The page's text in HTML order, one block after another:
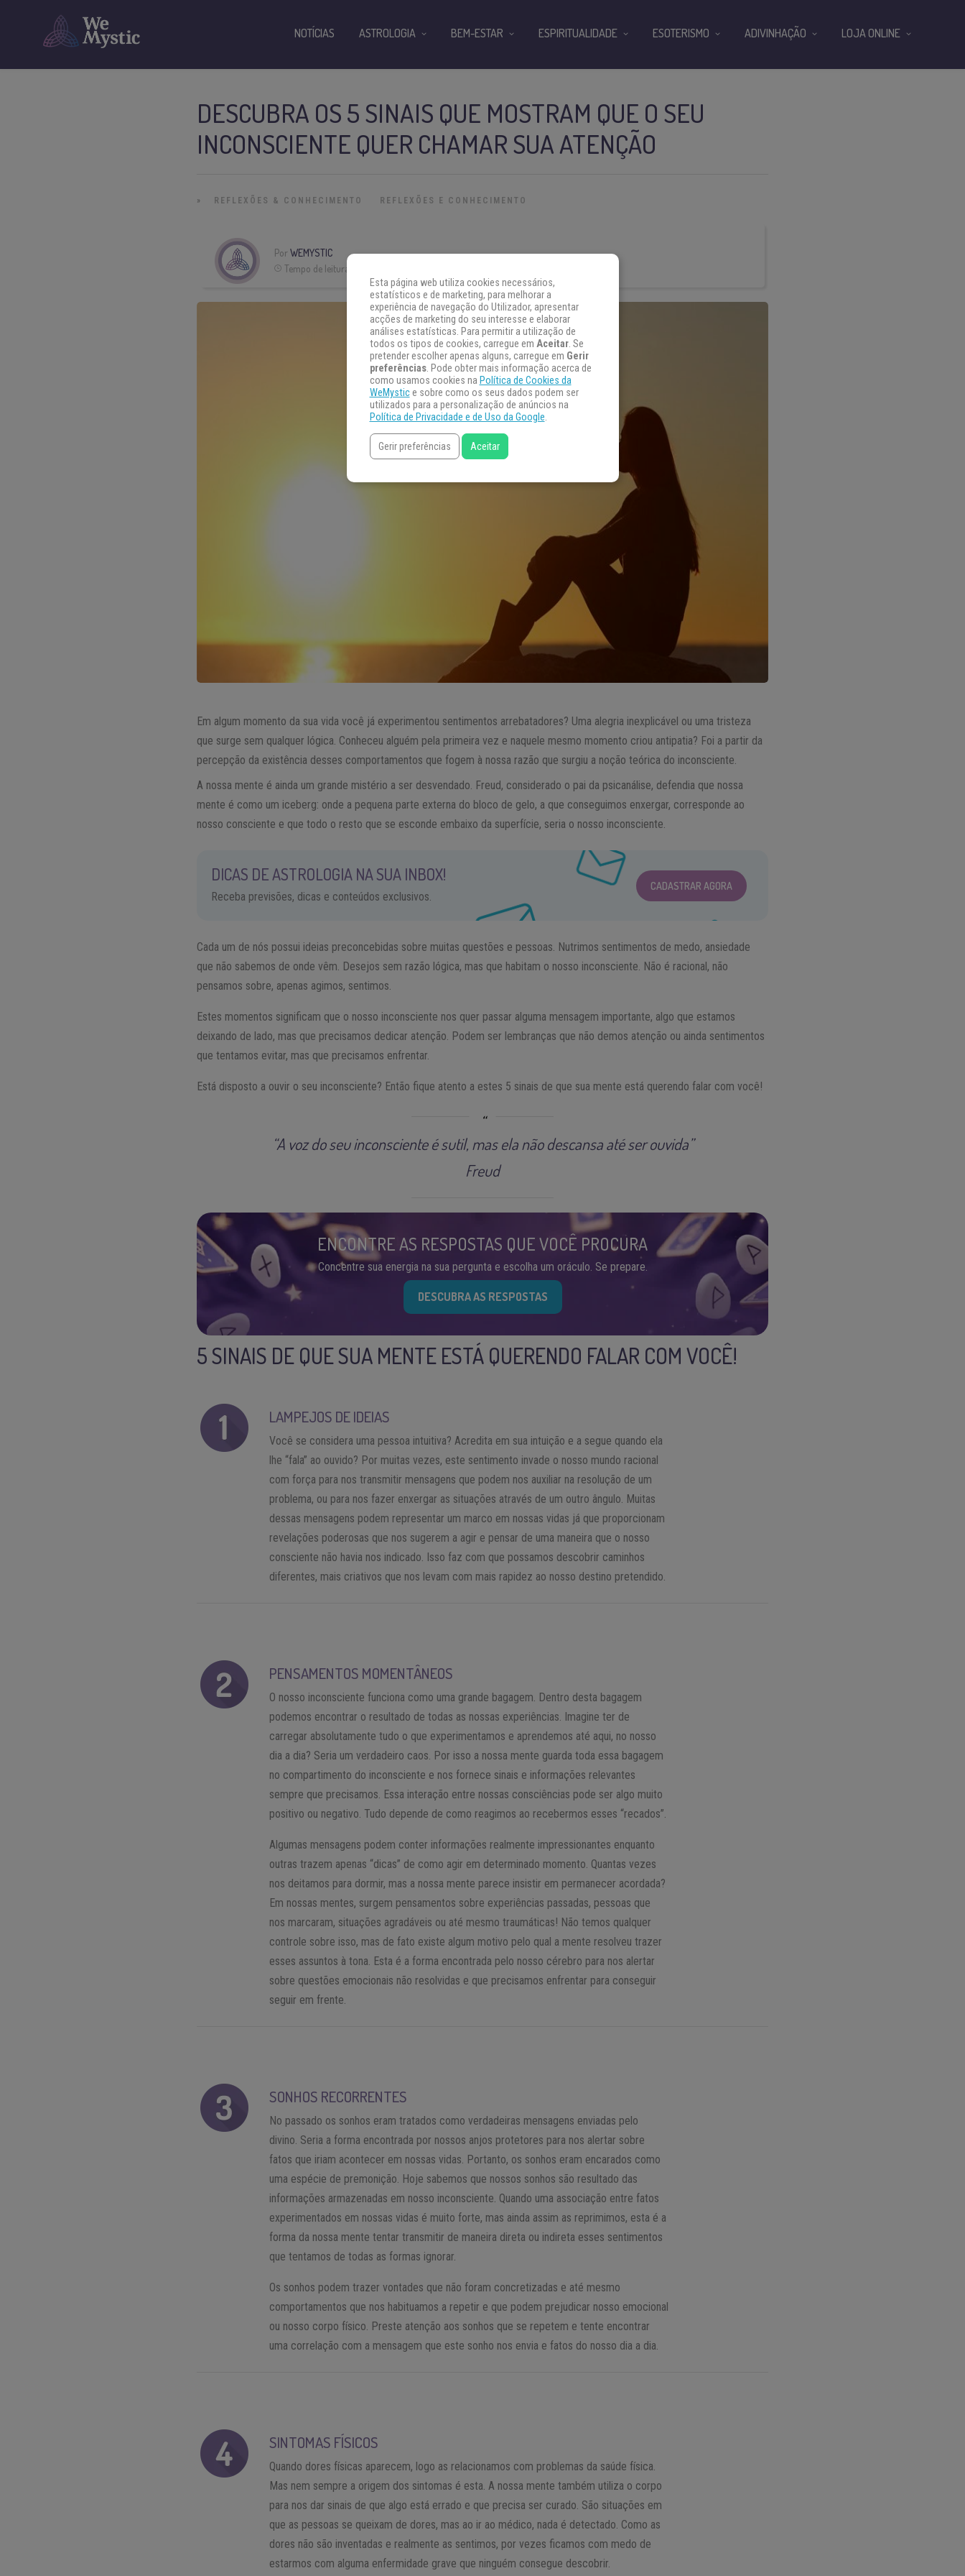
DESCUBRA OS 5 SINAIS QUE MOSTRAM QUE O SEU
INCONSCIENTE QUER CHAMAR SUA ATENÇÃO
» REFLEXÕES & CONHECIMENTO REFLEXÕES E CONHECIMENTO
PorWEMYSTIC
Tempo de leitura:
Em algum momento da sua vida você já experimentou sentimentos arrebatadores? Uma alegria inexplicável ou uma tristeza
que surge sem qualquer lógica. Conheceu alguém pela primeira vez e naquele mesmo momento criou antipatia? Foi a partir da
percepção da existência desses comportamentos que fogem à nossa razão que surgiu a noção teórica do inconsciente.
A nossa mente é ainda um grande mistério a ser desvendado. Freud, considerado o pai da psicanálise, defendia que nossa
mente é como um iceberg: onde a pequena parte externa do bloco de gelo, a que conseguimos enxergar, corresponde ao
nosso consciente e que todo o resto que se esconde embaixo da superfície, seria o nosso inconsciente.
DICAS DE ASTROLOGIA NA SUA INBOX!
Receba previsões, dicas e conteúdos exclusivos.
CADASTRAR AGORA
Cada um de nós possui ideias preconcebidas sobre muitas questões e pessoas. Nutrimos sentimentos de medo, ansiedade
que não sabemos de onde vêm. Desejos sem razão lógica, mas que habitam o nosso inconsciente. Não é racional, não
pensamos sobre, apenas agimos, sentimos.
Estes momentos significam que o nosso inconsciente nos quer passar alguma mensagem importante, algo que estamos
deixando de lado, mas que precisamos dedicar atenção. Podem ser lembranças que não demos atenção ou ainda sentimentos
que tentamos evitar, mas que precisamos enfrentar.
Está disposto a ouvir o seu inconsciente? Então fique atento a estes 5 sinais de que sua mente está querendo falar com você!
“A voz do seu inconsciente é sutil, mas ela não descansa até ser ouvida”
Freud
ENCONTRE AS RESPOSTAS QUE VOCÊ PROCURA
Concentre sua energia na sua pergunta e escolha um oráculo. Se prepare.
DESCUBRA AS RESPOSTAS
5 SINAIS DE QUE SUA MENTE ESTÁ QUERENDO FALAR COM VOCÊ!
LAMPEJOS DE IDEIAS
Você se considera uma pessoa intuitiva? Acredita em sua intuição e a segue quando ela
lhe “fala” ao ouvido? Por muitas vezes, este sentimento invade o nosso mundo racional
com força para nos transmitir mensagens que podem nos auxiliar na resolução de um
problema, ou para nos fazer enxergar as situações através de um outro ângulo. Muitas
dessas mensagens podem representar um marco em nossas vidas já que proporcionam
revelações poderosas que nos sugerem a agir e pensar de uma maneira que o nosso
consciente não havia nos indicado. Isso faz com que possamos descobrir caminhos
diferentes, mais criativos que nos levam com mais rapidez ao nosso destino pretendido.
PENSAMENTOS MOMENTÂNEOS
O nosso inconsciente funciona como uma grande bagagem. Dentro desta bagagem
podemos encontrar o resultado de todas as nossas experiências. Imagine ter de
carregar absolutamente tudo o que experimentamos e aprendemos até aqui, no nosso
dia a dia? Seria um verdadeiro caos. Por isso a nossa mente guarda toda essa bagagem
no compartimento do inconsciente e nos fornece sinais e informações relevantes
sempre que precisamos. Essa interação entre nossas consciências pode ser algo muito
positivo ou negativo. Tudo depende de como reagimos ao recebermos esses “recados”.
Algumas mensagens podem conter informações realmente impressionantes enquanto
outras trazem apenas “dicas” de como agir em determinado momento. Quantas vezes
nos deitamos para dormir, mas a nossa mente parece insistir em permanecer acordada?
Em nossas mentes, surgem pensamentos sobre experiências passadas, pessoas que
nos marcaram, situações agradáveis ou até mesmo traumáticas! Não temos qualquer
controle sobre isso, mas de fato existe algum motivo pelo qual a mente resolveu trazer
esses assuntos à tona. Esta é a forma encontrada pelo nosso cérebro para nos alertar
sobre questões emocionais não resolvidas e que precisamos enfrentar para conseguir
seguir em frente.
SONHOS RECORRENTES
No passado os sonhos eram tratados como verdadeiras mensagens enviadas pelo
divino. Seria a forma encontrada por nossos anjos protetores para nos alertar sobre
fatos que iriam acontecer em nossas vidas. Portanto, os sonhos eram encarados como
uma espécie de premonição. Hoje sabemos que nossos sonhos são resultado das
informações armazenadas em nosso inconsciente. Quando uma associação entre fatos
experimentados em nossas vidas é muito forte, mas ainda assim as reprimimos, esta é a
forma da nossa mente tentar transmitir de maneira direta ou indireta esses sentimentos
que tentamos de todas as formas ignorar.
Os sonhos podem trazer vontades que não foram concretizadas e até mesmo
comportamentos que nos habituamos a repetir e que podem prejudicar nosso emocional
ou nosso corpo físico. Preste atenção aos sonhos que se repetem e tente encontrar
uma correlação com a mensagem que este sonho nos envia e fatos do nosso dia a dia.
SINTOMAS FÍSICOS
Quando dores físicas aparecem, logo as relacionamos com problemas da saúde física.
Mas nem sempre a origem dos sintomas é esta. A nossa mente também utiliza o corpo
para nos dar sinais de que algo está errado e que precisa ser curado. São situações em
que as pessoas se queixam de dores, mas ao ir ao médico, nada é detectado. Como as
dores não são inventadas e realmente as sentimos, por vezes ficamos com medo de
estarmos com alguma enfermidade grave que ninguém consegue descobrir.
NOTÍCIAS ASTROLOGIA BEM-ESTAR ESPIRITUALIDADE ESOTERISMO ADIVINHAÇÃO LOJA ONLINE
Esta página web utiliza cookies necessários,
estatísticos e de marketing, para melhorar a
experiência de navegação do Utilizador, apresentar
acções de marketing do seu interesse e elaborar
análises estatísticas. Para permitir a utilização de
todos os tipos de cookies, carregue em Aceitar. Se
pretender escolher apenas alguns, carregue em Gerir
preferências. Pode obter mais informação acerca de
como usamos cookies na Política de Cookies da
WeMystice sobre como os seus dados podem ser
utilizados para a personalização de anúncios na
Política de Privacidade e de Uso da Google.
Gerir preferências Aceitar